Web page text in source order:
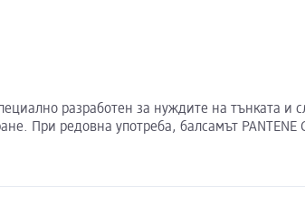
разработен за нуждите на тънката
При редовна употреба, балсамът